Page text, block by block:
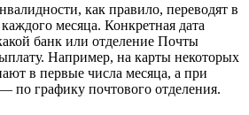
как правило, переводят в
месяца. Конкретная дата
банк или отделение Почты
Например, на карты некоторых
в первые числа месяца, а при
по графику почтового отделения.